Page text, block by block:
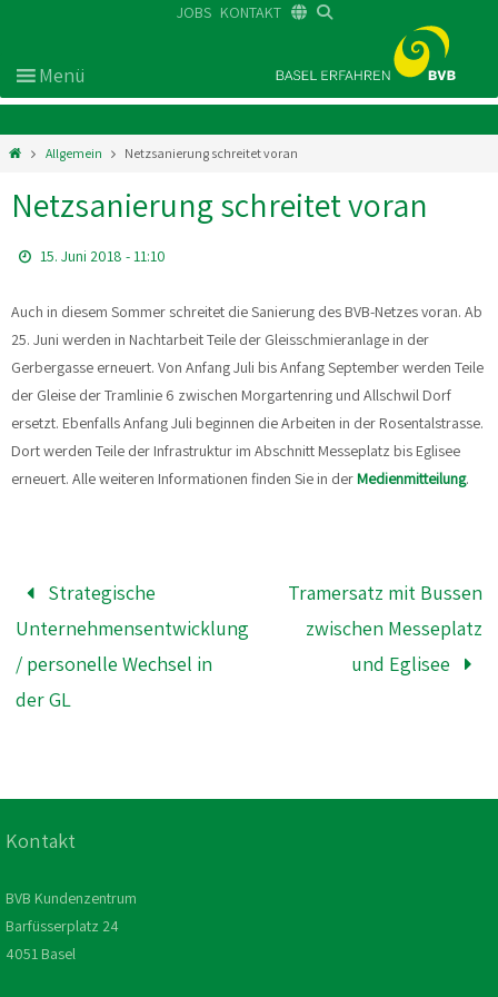
JOBS KONTAKT
Allgemein Netzsanierung schreitet voran
Netzsanierung schreitet voran
15. Juni 2018 - 11:10
Auch in diesem Sommer schreitet die Sanierung des BVB-Netzes voran. Ab
25. Juni werden in Nachtarbeit Teile der Gleisschmieranlage in der
Gerbergasse erneuert. Von Anfang Juli bis Anfang September werden Teile
der Gleise der Tramlinie 6 zwischen Morgartenring und Allschwil Dorf
ersetzt. Ebenfalls Anfang Juli beginnen die Arbeiten in der Rosentalstrasse.
Dort werden Teile der Infrastruktur im Abschnitt Messeplatz bis Eglisee
erneuert. Alle weiteren Informationen finden Sie in derMedienmitteilung.
Strategische
Unternehmensentwicklung
/ personelle Wechsel in
der GL
Tramersatz mit Bussen
zwischen Messeplatz
und Eglisee
Kontakt
BVB Kundenzentrum
Barfüsserplatz 24
4051 Basel